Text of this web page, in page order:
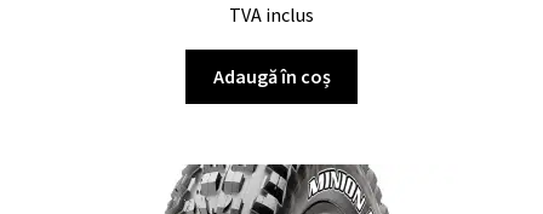
TVA inclus
Adaugă în coș